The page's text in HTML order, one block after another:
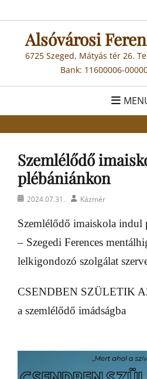
to
contentAlsóvárosi
6725 Szeged, Mátyás tér 26.
Bank: 11600006-
Szemlélődő
plébániánkon
Posted2024.07.31. AuthorKázmér
Szemlélődő imaiskola indul
– Szegedi Ferences
lelkigondozó szolgálat
CSENDBEN SZÜLETIK
a szemlélődő imádságba